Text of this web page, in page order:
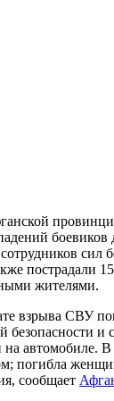
сил
пострадали
жителями.
взрыва СВУ
безопасности и
автомобиле. В
погибла
сообщает